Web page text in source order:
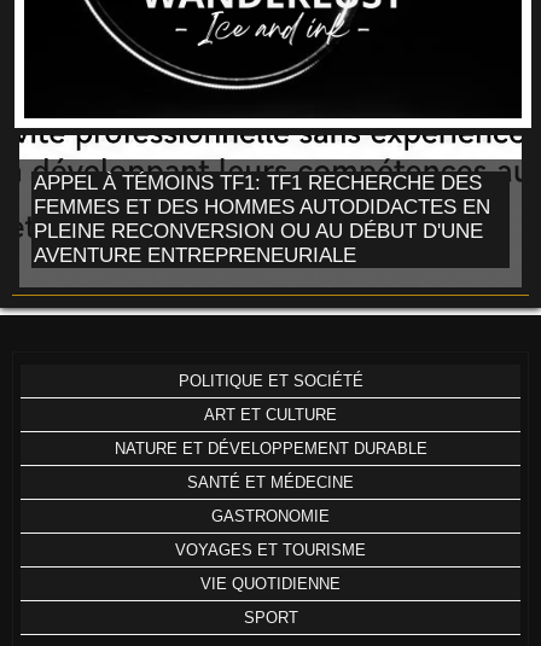
APPEL À TÉMOINS TF1: TF1 RECHERCHE DES
FEMMES ET DES HOMMES AUTODIDACTES EN
PLEINE RECONVERSION OU AU DÉBUT D'UNE
AVENTURE ENTREPRENEURIALE
POLITIQUE ET SOCIÉTÉ
ART ET CULTURE
NATURE ET DÉVELOPPEMENT DURABLE
SANTÉ ET MÉDECINE
GASTRONOMIE
VOYAGES ET TOURISME
VIE QUOTIDIENNE
SPORT